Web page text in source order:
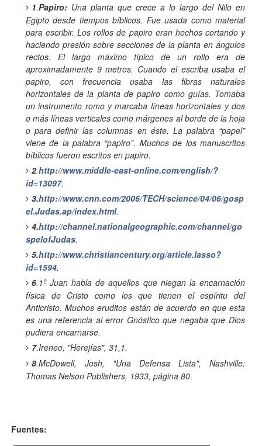
1.Papiro:Una planta que crece a lo largo del Nilo en
Egipto desde tiempos bíblicos. Fue usada como material
para escribir. Los rollos de papiro eran hechos cortando y
haciendo presión sobre secciones de la planta en ángulos
rectos. El largo máximo típico de un rollo era de
aproximadamente 9 metros. Cuando el escriba usaba el
papiro, con frecuencia usaba las fibras naturales
horizontales de la planta de papiro como guías. Tomaba
un instrumento romo y marcaba líneas horizontales y dos
o más líneas verticales como márgenes al borde de la hoja
o para definir las columnas en éste. La palabra “papel”
viene de la palabra “papiro”. Muchos de los manuscritos
bíblicos fueron escritos en papiro.
2.http://www.middle-east-online.com/english/?
id=13097.
3.http://www.cnn.com/2006/TECH/science/04/06/gosp
el.Judas.ap/index.html.
4.http://channel.nationalgeographic.com/channel/go
spelofJudas.
5.http://www.christiancentury.org/article.lasso?
id=1594.
6.1ª Juan habla de aquellos que niegan la encarnación
física de Cristo como los que tienen el espíritu del
Anticristo. Muchos eruditos están de acuerdo en que esta
es una referencia al error Gnóstico que negaba que Dios
pudiera encarnarse.
7.Ireneo, "Herejías", 31,1.
8.McDowell, Josh, "Una Defensa Lista", Nashville:
Thomas Nelson Publishers, 1933, página 80.
Fuentes: